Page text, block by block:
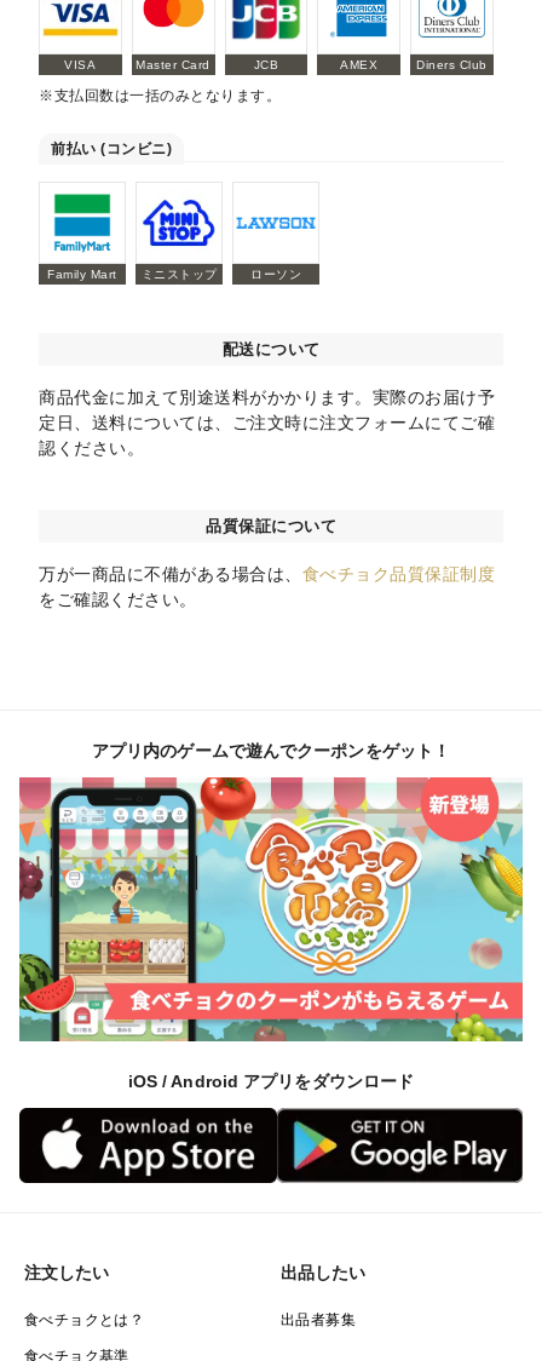
VISA Master Card JCB AMEX Diners Club
※支払回数は一括のみとなります。
前払い (コンビニ)
Family Mart ミニストップ ローソン
配送について
商品代金に加えて別途送料がかかります。実際のお届け予
定日、送料については、ご注文時に注文フォームにてご確
認ください。
品質保証について
万が一商品に不備がある場合は、 食べチョク品質保証制度
をご確認ください。
アプリ内のゲームで遊んでクーポンをゲット！
iOS / Android アプリをダウンロード
注文したい
食べチョクとは？
食べチョク基準
出品したい
出品者募集